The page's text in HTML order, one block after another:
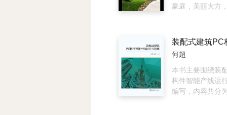
新型传感器。本
例典型，可作为
业自动化、电子
理、光电信息科
联网工程、人工
表等专业的本科
豪庭，美丽大方
例都从庭院的空
设计、庭院植物
进行剖析，充分
计师敏锐的观察
计语言。 多次获
园》园艺设计大
何超
本书主要围绕装
构件智能产线运
编写，内容共分